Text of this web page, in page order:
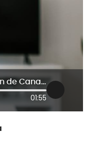
La nueva programación de Canal 1 que ampliará la franja informativa
01:55